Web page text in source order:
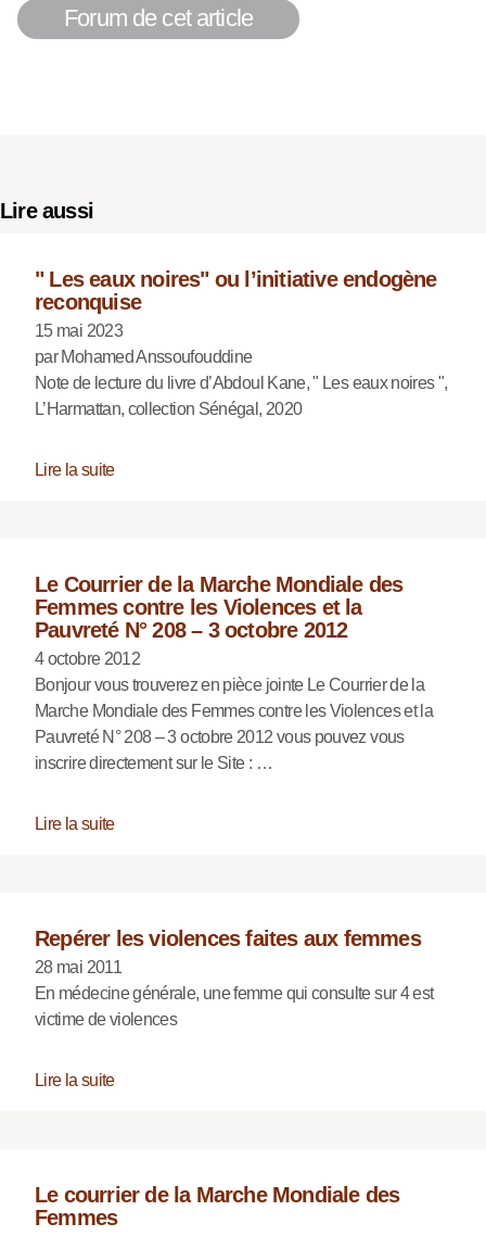
Forum de cet article
Lire aussi
" Les eaux noires" ou l’initiative endogène
reconquise
15 mai 2023
par Mohamed Anssoufouddine
Note de lecture du livre d’Abdoul Kane, " Les eaux noires ",
L’Harmattan, collection Sénégal, 2020
Lire la suite
Le Courrier de la Marche Mondiale des
Femmes contre les Violences et la
Pauvreté N° 208 – 3 octobre 2012
4 octobre 2012
Bonjour vous trouverez en pièce jointe Le Courrier de la
Marche Mondiale des Femmes contre les Violences et la
Pauvreté N° 208 – 3 octobre 2012 vous pouvez vous
inscrire directement sur le Site : …
Lire la suite
Repérer les violences faites aux femmes
28 mai 2011
En médecine générale, une femme qui consulte sur 4 est
victime de violences
Lire la suite
Le courrier de la Marche Mondiale des
Femmes